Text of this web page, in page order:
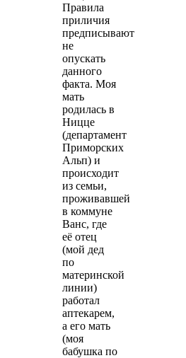
Правила
приличия
предписывают
не
опускать
данного
факта. Моя
мать
родилась в
Ницце
(департамент
Приморских
Альп) и
происходит
из семьи,
проживавшей
в коммуне
Ванс, где
её отец
(мой дед
по
материнской
линии)
работал
аптекарем,
а его мать
(моя
бабушка по